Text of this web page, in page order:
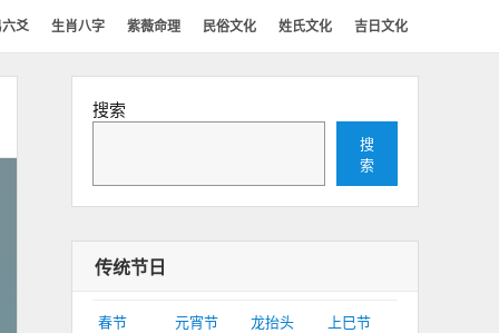
爻 生肖八字 紫薇命理 民俗文化 姓氏文化 吉日文化
搜索
搜
索
传统节日
春节 元宵节 龙抬头
上巳节